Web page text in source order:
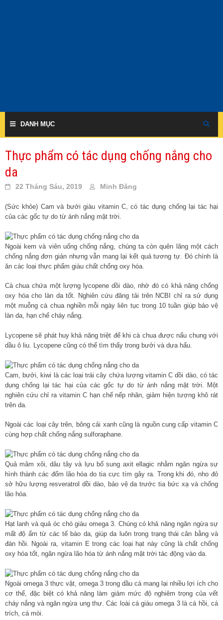
DANH MỤC
Thực phẩm có tác dụng chống nắng cho
da
22 Tháng Sáu, 2019 Minh Đăng
(Sức khỏe) Cam và bưởi giàu vitamin C, có tác dụng chống lại tác hại
của các gốc tự do từ ánh nắng mặt trời.
Ngoài kem và viên uống chống nắng, chúng ta còn quên lãng một cách
chống nắng đơn giản nhưng vẫn mang lại kết quả tương tự. Đó chính là
ăn các loại thực phẩm giàu chất chống oxy hóa.
Cà chua chứa một lượng lycopene dồi dào, nhờ đó có khả năng chống
oxy hóa cho làn da tốt. Nghiên cứu đăng tải trên NCBI chỉ ra sử dụng
một muỗng cà chua nghiền mỗi ngày liên tục trong 10 tuần giúp bảo vệ
làn da, hạn chế cháy nắng.
Lycopene sẽ phát huy khả năng triệt để khi cà chua được nấu chung với
dầu ô liu. Lycopene cũng có thể tìm thấy trong bưởi và dưa hấu.
Cam, bưởi, kiwi là các loại trái cây chứa lượng vitamin C dồi dào, có tác
dụng chống lại tác hại của các gốc tự do từ ánh nắng mặt trời. Một
nghiên cứu chỉ ra vitamin C hạn chế nếp nhăn, giảm hiện tượng khô rát
trên da.
Ngoài các loại cây trên, bông cải xanh cũng là nguồn cung cấp vitamin C
cùng hợp chất chống nắng sulforaphane.
Quả mâm xôi, dâu tây và lựu bổ sung axit ellagic nhằm ngăn ngừa sự
hình thành các đốm lão hóa do tia cực tím gây ra. Trong khi đó, nho đỏ
sở hữu lượng resveratrol dồi dào, bảo vệ da trước tia bức xạ và chống
lão hóa.
Hạt lanh và quả óc chó giàu omega 3. Chúng có khả năng ngăn ngừa sự
mất độ ẩm từ các tế bào da, giúp da luôn trong trạng thái cân bằng và
đàn hồi. Ngoài ra, vitamin E trong các loại hạt này cũng là chất chống
oxy hóa tốt, ngăn ngừa lão hóa từ ánh nắng mặt trời tác động vào da.
Ngoài omega 3 thực vật, omega 3 trong dầu cá mang lại nhiều lợi ích cho
cơ thể, đặc biệt có khả năng làm giảm mức độ nghiêm trọng của vết
cháy nắng và ngăn ngừa ung thư. Các loài cá giàu omega 3 là cá hồi, cá
trích, cá mòi.